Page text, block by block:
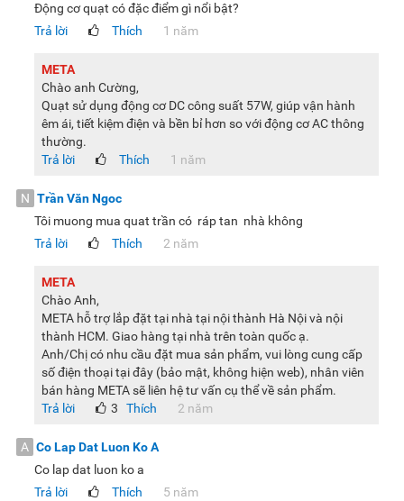
Động cơ quạt có đặc điểm gì nổi bật?
Trả lời
Thích 1 năm
META
Chào anh Cường,
Quạt sử dụng động cơ DC công suất 57W, giúp vận hành
êm ái, tiết kiệm điện và bền bỉ hơn so với động cơ AC thông
thường.
Trả lời
Thích 1 năm
N Trần Văn Ngoc
Tôi muong mua quat trần có ráp tan nhà không
Trả lời
Thích 2 năm
META
Chào Anh,
META hỗ trợ lắp đặt tại nhà tại nội thành Hà Nội và nội
thành HCM. Giao hàng tại nhà trên toàn quốc ạ.
Anh/Chị có nhu cầu đặt mua sản phẩm, vui lòng cung cấp
số điện thoại tại đây (bảo mật, không hiện web), nhân viên
bán hàng META sẽ liên hệ tư vấn cụ thể về sản phẩm.
Trả lời
Thích
3 2 năm
A Co Lap Dat Luon Ko A
Co lap dat luon ko a
Trả lời
Thích 5 năm